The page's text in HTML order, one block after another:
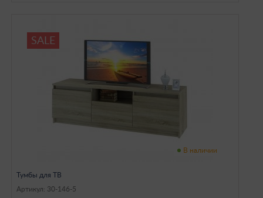
SALE
В наличии
Тумбы для ТВ
Артикул: 30-146-5